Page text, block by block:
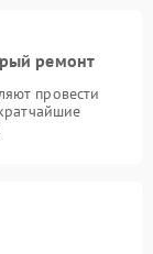
ремонт
провести